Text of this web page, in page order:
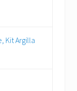
Kit Argilla